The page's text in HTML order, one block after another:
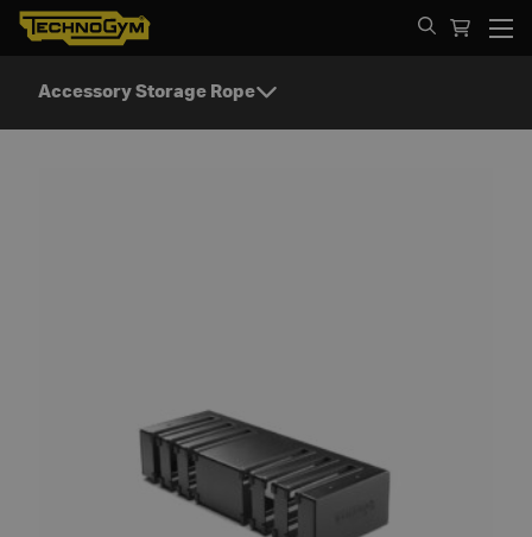
Spring til indhold
Accessory Storage Rope